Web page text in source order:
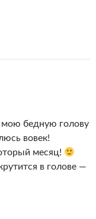
мою бедную голову
вовек!
месяц!
в голове —